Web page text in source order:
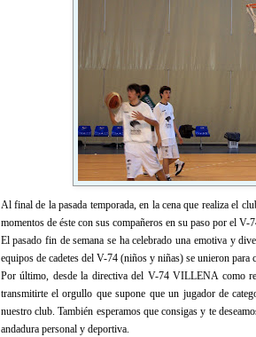
Al final de la pasada temporada, en la cena que realiza el
momentos de éste con sus compañeros en su paso por el V-
El pasado fin de semana se ha celebrado una emotiva y
equipos de cadetes del V-74 (niños y niñas) se unieron para
Por último, desde la directiva del V-74 VILLENA como
transmitirte el orgullo que supone que un jugador de
nuestro club. También esperamos que consigas y te
andadura personal y deportiva.